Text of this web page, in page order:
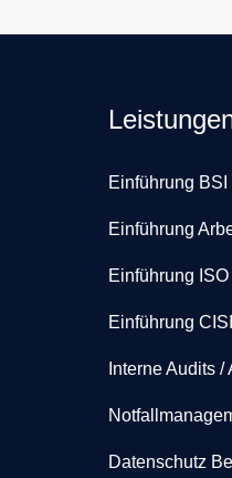
Einführung
Einführung
Einführung
Einführung
Interne Audits
Datenschutz